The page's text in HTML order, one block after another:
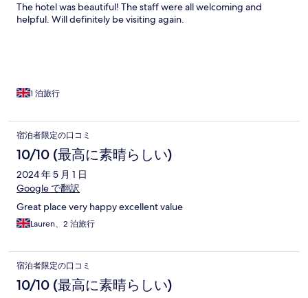
The hotel was beautiful! The staff were all welcoming and
helpful. Will definitely be visiting again.
1 泊旅行
宿泊者限定の口コミ
10/10 (最高に素晴らしい)
2024 年 5 月 1 日
Google で翻訳
Great place very happy excellent value
Lauren、2 泊旅行
宿泊者限定の口コミ
10/10 (最高に素晴らしい)